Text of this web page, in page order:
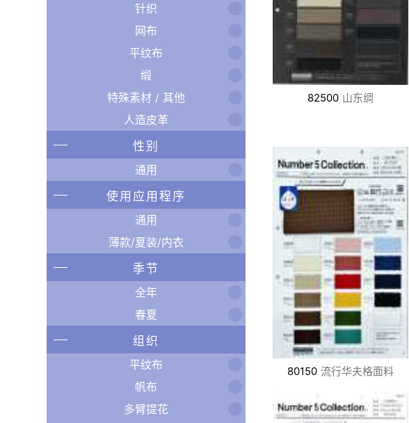
针织
网布
平纹布
缎
特殊素材 / 其他
人造皮革
性别
通用
使用应用程序
通用
薄款/夏装/内衣
季节
全年
春夏
组织
平纹布
帆布
多臂提花
82500 山东绸
80150 流行华夫格面料